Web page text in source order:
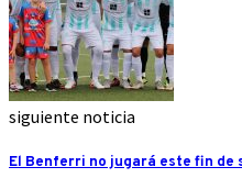
siguiente noticia
El Benferri no jugará este fin de